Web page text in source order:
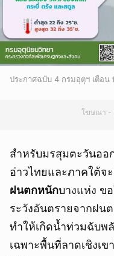
ประกาศฉบับ 4 กรมอุตุฯ เตือ
โฆษณา -
สำหรับมรสุมตะวันออ
อ่าวไทยและภาคใต้จ
ฝนตกหนักบางแห่ง ข
ระวังอันตรายจากฝน
ทำให้เกิดน้ำท่วมฉับพ
เฉพาะพื้นที่ลาดเชิงเ